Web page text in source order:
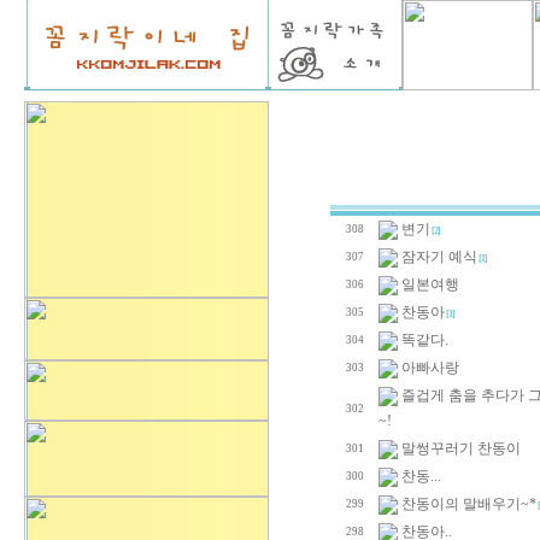
308 변기 [2]
307 잠자기 예식 [1]
306 일본여행
305 찬동아 [1]
304 똑같다.
303 아빠사랑
302
즐겁게 춤을 추다가
~!
301 말썽꾸러기 찬동이
300 찬동...
299 찬동이의 말배우기~*
298 찬동아..